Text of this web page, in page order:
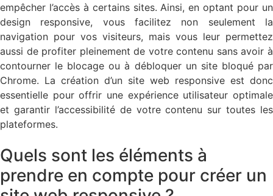
empêcher l’accès à certains sites. Ainsi, en optant pour un
design responsive, vous facilitez non seulement la
navigation pour vos visiteurs, mais vous leur permettez
aussi de profiter pleinement de votre contenu sans avoir à
contourner le blocage ou à débloquer un site bloqué par
Chrome. La création d’un site web responsive est donc
essentielle pour offrir une expérience utilisateur optimale
et garantir l’accessibilité de votre contenu sur toutes les
plateformes.
Quels sont les éléments à
prendre en compte pour créer un